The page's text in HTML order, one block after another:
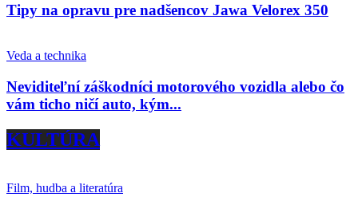
Tipy na opravu pre nadšencov Jawa Velorex 350
Veda a technika
Neviditeľní záškodníci motorového vozidla alebo čo
vám ticho ničí auto, kým...
KULTÚRA
Film, hudba a literatúra